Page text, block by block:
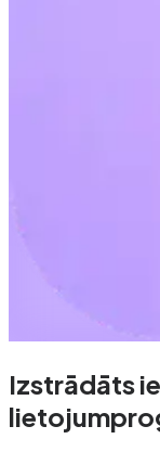
Izstrādāts